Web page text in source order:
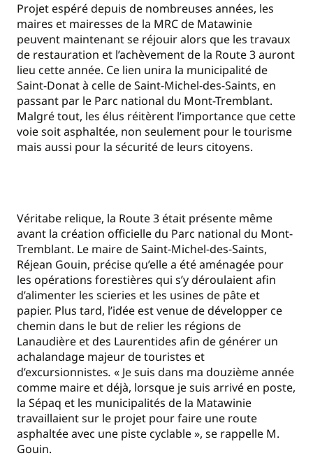
Projet espéré depuis de nombreuses années, les
maires et mairesses de la MRC de Matawinie
peuvent maintenant se réjouir alors que les travaux
de restauration et l’achèvement de la Route 3 auront
lieu cette année. Ce lien unira la municipalité de
Saint-Donat à celle de Saint-Michel-des-Saints, en
passant par le Parc national du Mont-Tremblant.
Malgré tout, les élus réitèrent l’importance que cette
voie soit asphaltée, non seulement pour le tourisme
mais aussi pour la sécurité de leurs citoyens.
Véritabe relique, la Route 3 était présente même
avant la création officielle du Parc national du Mont-
Tremblant. Le maire de Saint-Michel-des-Saints,
Réjean Gouin, précise qu’elle a été aménagée pour
les opérations forestières qui s’y déroulaient afin
d’alimenter les scieries et les usines de pâte et
papier. Plus tard, l’idée est venue de développer ce
chemin dans le but de relier les régions de
Lanaudière et des Laurentides afin de générer un
achalandage majeur de touristes et
d’excursionnistes. « Je suis dans ma douzième année
comme maire et déjà, lorsque je suis arrivé en poste,
la Sépaq et les municipalités de la Matawinie
travaillaient sur le projet pour faire une route
asphaltée avec une piste cyclable », se rappelle M.
Gouin.